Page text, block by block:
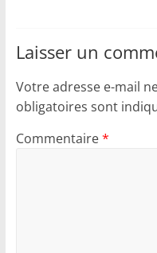
Laisser un
Votre adresse e-mail
obligatoires sont
Commentaire*